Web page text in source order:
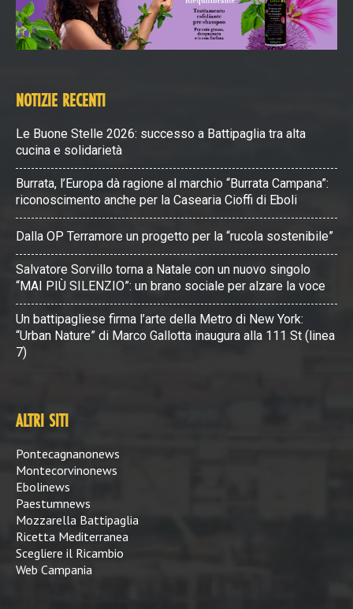
NOTIZIE RECENTI
Le Buone Stelle 2026: successo a Battipaglia tra alta
cucina e solidarietà
Burrata, l’Europa dà ragione al marchio “Burrata Campana”:
riconoscimento anche per la Casearia Cioffi di Eboli
Dalla OP Terramore un progetto per la “rucola sostenibile”
Salvatore Sorvillo torna a Natale con un nuovo singolo
“MAI PIÙ SILENZIO”: un brano sociale per alzare la voce
Un battipagliese firma l’arte della Metro di New York:
“Urban Nature” di Marco Gallotta inaugura alla 111 St (linea
7)
ALTRI SITI
Pontecagnanonews
Montecorvinonews
Ebolinews
Paestumnews
Mozzarella Battipaglia
Ricetta Mediterranea
Scegliere il Ricambio
Web Campania